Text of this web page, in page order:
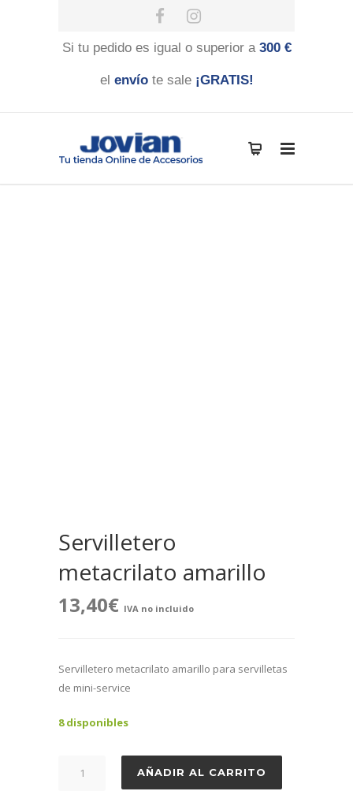
Si tu pedido es igual o superior a300 €
el envíote sale ¡GRATIS!
Servilletero
metacrilato amarillo
13,40€ IVA no incluido
Servilletero metacrilato amarillo para servilletas
de mini-service
8 disponibles
AÑADIR AL CARRITO